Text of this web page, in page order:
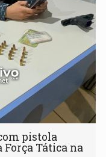
pistola
Tática na